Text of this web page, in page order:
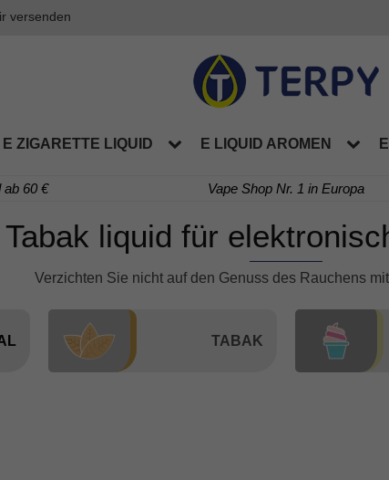
versenden
E ZIGARETTE LIQUID E LIQUID AROMEN
ab 60 € Vape Shop Nr. 1 in Europa
Tabak liquid für
Verzichten Sie nicht auf den Genuss des Rauchens
TABAK